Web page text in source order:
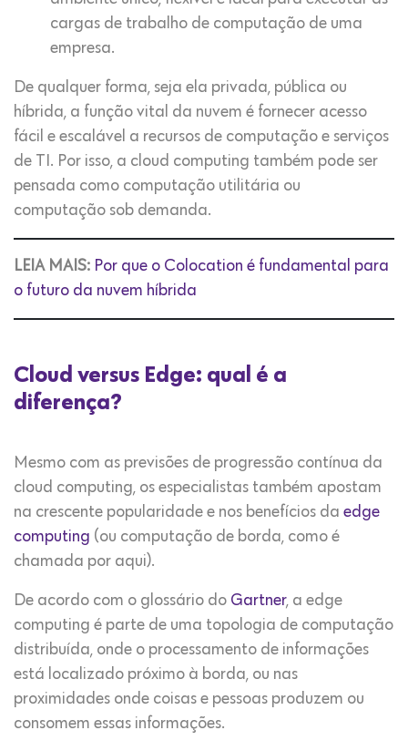
cargas de trabalho de computação de uma
empresa.
De qualquer forma, seja ela privada, pública ou
híbrida, a função vital da nuvem é fornecer acesso
fácil e escalável a recursos de computação e serviços
de TI. Por isso, a cloud computing também pode ser
pensada como computação utilitária ou
computação sob demanda.
LEIA MAIS: Por que o Colocation é fundamental para
o futuro da nuvem híbrida
Cloud versus Edge: qual é a
diferença?
Mesmo com as previsões de progressão contínua da
cloud computing, os especialistas também apostam
na crescente popularidade e nos benefícios da edge
computing (ou computação de borda, como é
chamada por aqui).
De acordo com o glossário do Gartner, a edge
computing é parte de uma topologia de computação
distribuída, onde o processamento de informações
está localizado próximo à borda, ou nas
proximidades onde coisas e pessoas produzem ou
consomem essas informações.